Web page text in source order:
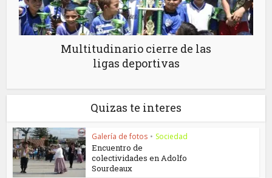
Multitudinario cierre de las
ligas deportivas
Quizas te interes
Galería de fotos • Sociedad
Encuentro de
colectividades en Adolfo
Sourdeaux